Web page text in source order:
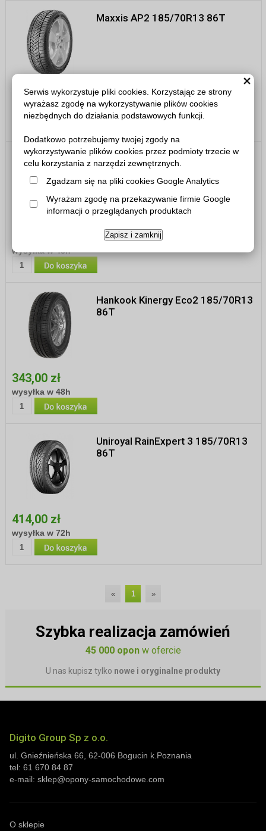
Serwis wykorzystuje pliki cookies. Korzystając ze strony
wyrażasz zgodę na wykorzystywanie plików cookies
niezbędnych do działania podstawowych funkcji.
Dodatkowo potrzebujemy twojej zgody na
wykorzystywanie plików cookies przez podmioty trzecie w
celu korzystania z narzędzi zewnętrznych.
Zgadzam się na pliki cookies Google Analytics
Wyrażam zgodę na przekazywanie firmie Google
informacji o przeglądanych produktach
Zapisz i zamknij
Maxxis AP2 185/70R13 86T
278,00 zł
wysyłka do 5 dni roboczych
Vredestein QuaTrac 5 185/70R13
86T
wysyłka w 48h
Hankook Kinergy Eco2 185/70R13
86T
343,00 zł
wysyłka w 48h
Uniroyal RainExpert 3 185/70R13
86T
414,00 zł
wysyłka w 72h
« 1 »
Szybka realizacja zamówień
45 000 oponw ofercie
U nas kupisz tylko nowe i oryginalne produkty
Digito Group Sp z o.o.
ul. Gnieźnieńska 66 62-006 Bogucin k.Poznania
tel: 61 670 84 87
e-mail: sklep@opony-samochodowe.com
O sklepie